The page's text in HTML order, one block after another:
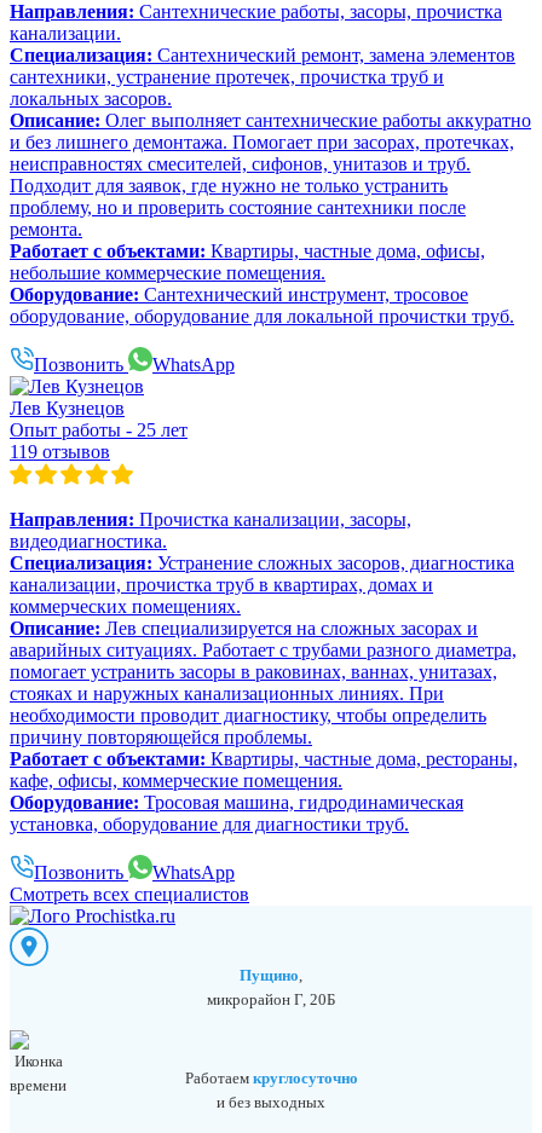
Направления: Сантехнические работы, засоры, прочистка
канализации.
Специализация: Сантехнический ремонт, замена элементов
сантехники, устранение протечек, прочистка труб и
локальных засоров.
Описание: Олег выполняет сантехнические работы аккуратно
и без лишнего демонтажа. Помогает при засорах, протечках,
неисправностях смесителей, сифонов, унитазов и труб.
Подходит для заявок, где нужно не только устранить
проблему, но и проверить состояние сантехники после
ремонта.
Работает с объектами: Квартиры, частные дома, офисы,
небольшие коммерческие помещения.
Оборудование: Сантехнический инструмент, тросовое
оборудование, оборудование для локальной прочистки труб.
Позвонить WhatsApp
Лев Кузнецов
Опыт работы - 25 лет
119 отзывов
Направления: Прочистка канализации, засоры,
видеодиагностика.
Специализация: Устранение сложных засоров, диагностика
канализации, прочистка труб в квартирах, домах и
коммерческих помещениях.
Описание: Лев специализируется на сложных засорах и
аварийных ситуациях. Работает с трубами разного диаметра,
помогает устранить засоры в раковинах, ваннах, унитазах,
стояках и наружных канализационных линиях. При
необходимости проводит диагностику, чтобы определить
причину повторяющейся проблемы.
Работает с объектами: Квартиры, частные дома, рестораны,
кафе, офисы, коммерческие помещения.
Оборудование: Тросовая машина, гидродинамическая
установка, оборудование для диагностики труб.
Позвонить
WhatsApp
Смотреть всех специалистов
Пущино,
микрорайон Г, 20Б
Работаем круглосуточно
и без выходных